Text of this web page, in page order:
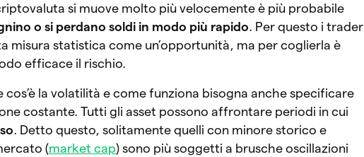
si muove molto più velocemente è più probabile
o si perdano soldi in modo più rapido . Per questo i trader
misura statistica come un’opportunità, ma per coglierla è
efficace il rischio.
la volatilità e come funziona bisogna anche specificare
costante. Tutti gli asset possono affrontare periodi in cui
. Detto questo, solitamente quelli con minore storico e
(market cap) sono più soggetti a brusche oscillazioni